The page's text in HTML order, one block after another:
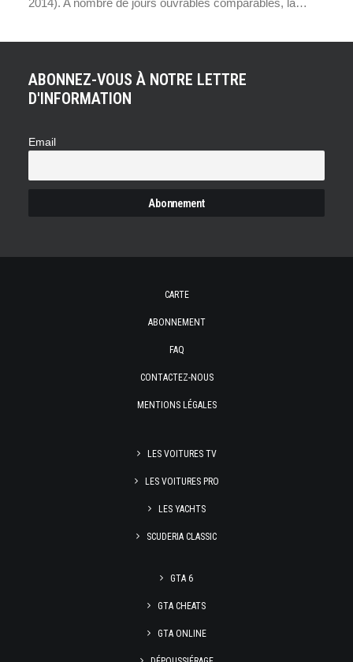
ABONNEZ-VOUS À NOTRE LETTRE
D'INFORMATION
Email
CARTE
ABONNEMENT
FAQ
CONTACTEZ-NOUS
MENTIONS LÉGALES
LES VOITURES TV
LES VOITURES PRO
LES YACHTS
SCUDERIA CLASSIC
GTA 6
GTA CHEATS
GTA ONLINE